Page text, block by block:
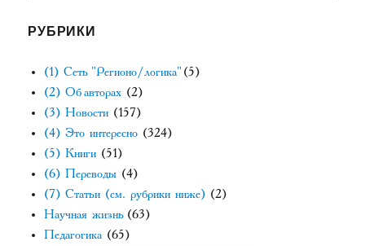
РУБРИКИ
(1) Сеть "Регионо/логика"(5)
(2) Об авторах (2)
(3) Новости (157)
(4) Это интересно (324)
(5) Книги (51)
(6) Переводы (4)
(7) Статьи (см. рубрики ниже) (2)
Научная жизнь(63)
Педагогика (65)